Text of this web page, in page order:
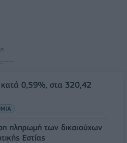
κατά 0,59%, στα 320,42
πληρωμή των δικαιούχων
Εστίας